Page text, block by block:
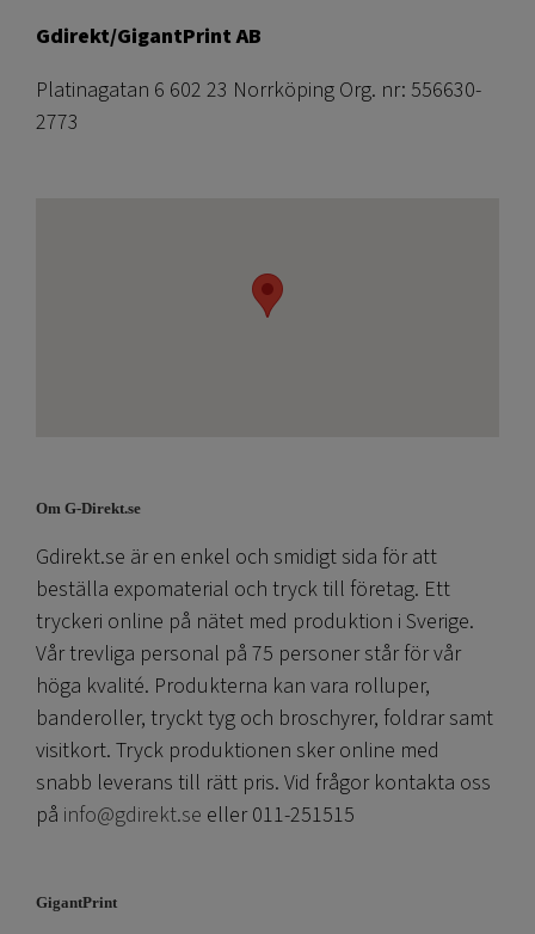
Gdirekt/GigantPrint AB
Platinagatan 6 602 23 Norrköping Org. nr: 556630-
2773
Om G-Direkt.se
Gdirekt.se är en enkel och smidigt sida för att
beställa expomaterial och tryck till företag. Ett
tryckeri online på nätet med produktion i Sverige.
Vår trevliga personal på 75 personer står för vår
höga kvalité. Produkterna kan vara rolluper,
banderoller, tryckt tyg och broschyrer, foldrar samt
visitkort. Tryck produktionen sker online med
snabb leverans till rätt pris. Vid frågor kontakta oss
på info@gdirekt.se eller 011-251515
GigantPrint